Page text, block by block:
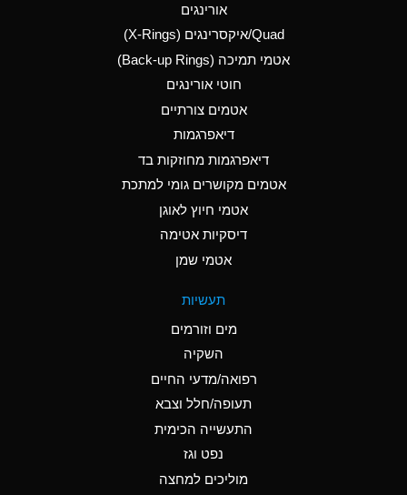
Aluminum Nitrate
(Aqueous)
Aluminum Phosphate
Ammonia Anhydrous
C
Ammonia Gas (cold)
A
Ammonia Gas (hot)
Ammonium Hydroxide
A
Ammonium Nitrate
אורינגים
Quad/איקסרינגים (X-Rings)
אטמי תמיכה (Back-up Rings)
חוטי אורינגים
אטמים צורתיים
דיאפרגמות
דיאפרגמות מחוזקות בד
אטמים מקושרים גומי למתכת
אטמי חיוץ לאוגן
דיסקיות אטימה
אטמי שמן
תעשיות
מים וזורמים
השקיה
רפואה/מדעי החיים
תעופה/חלל וצבא
התעשייה הכימית
נפט וגז
מוליכים למחצה